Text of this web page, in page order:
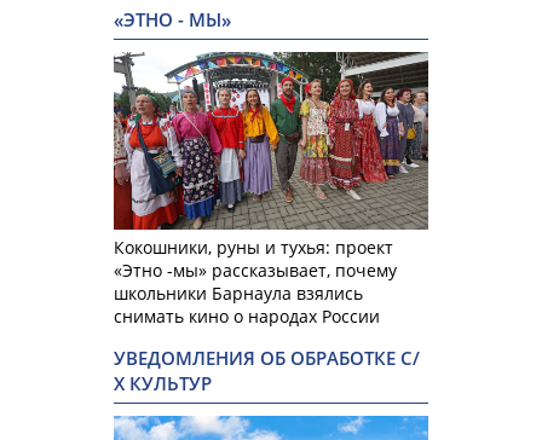
«ЭТНО - МЫ»
Кокошники, руны и тухья: проект
«Этно -мы» рассказывает, почему
школьники Барнаула взялись
снимать кино о народах России
УВЕДОМЛЕНИЯ ОБ ОБРАБОТКЕ С/
Х КУЛЬТУР